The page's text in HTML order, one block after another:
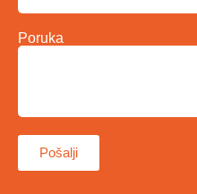
Poruka
Pošalji